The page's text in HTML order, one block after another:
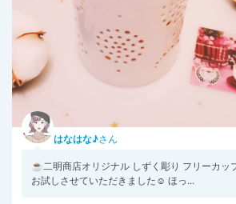
はなはな♪さん
☕二明商店オリジナル しずく彫り フリーカッ
お試しさせていただきました☺️ ほっ...